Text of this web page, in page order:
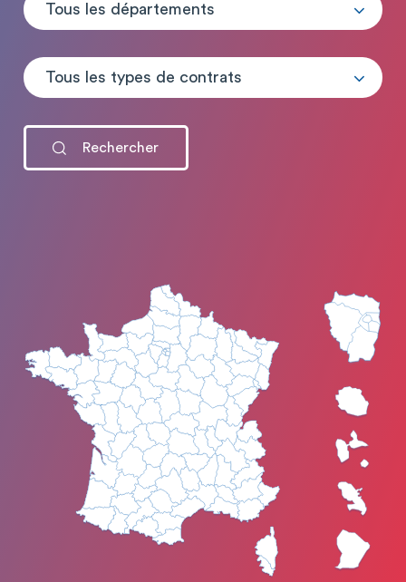
Tous les départements
Tous les types de contrats